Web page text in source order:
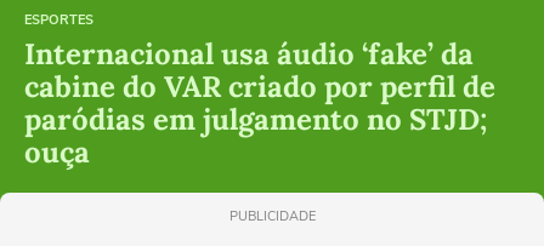
ESPORTES
Internacional usa áudio ‘fake’ da
cabine do VAR criado por perfil de
paródias em julgamento no STJD;
ouça
PUBLICIDADE